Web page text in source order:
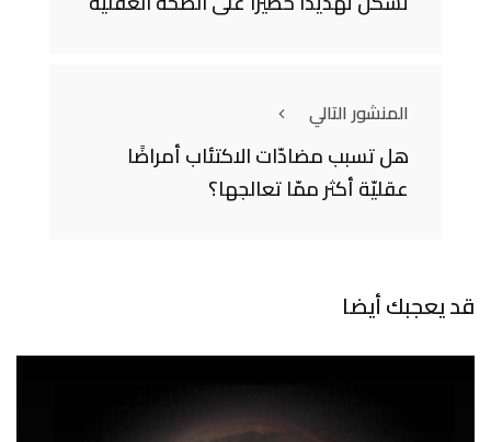
المنشور التالي
هل تسبب مضادّات الاكتئاب أمراضًا
عقليّة أكثر ممّا تعالجها؟
قد يعجبك أيضا